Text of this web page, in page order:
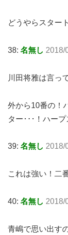
どうやらスター
38: 名無し 2018/
川田将雅は言っ
外から10番の！
ター･･･！ハー
39: 名無し 2018/
これは強い！二
40: 名無し 2018/
青嶋で思い出す